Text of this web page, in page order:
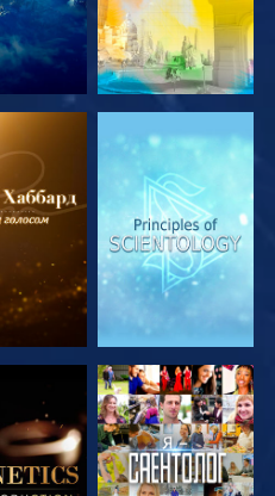
СМОТРЕТЬ
ПЕРЕДАЧИ
СМОТРЕТЬ